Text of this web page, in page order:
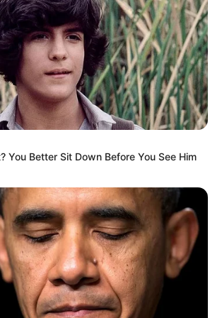
anak remaja laki-laki bernama Joko (Rey
keluarga miskin serta ibunya adalah seorang
SMP swasta.
keberadaan ayahnya, sehingga ia
teman sekelasnya.
You Better Sit Down Before You See Him